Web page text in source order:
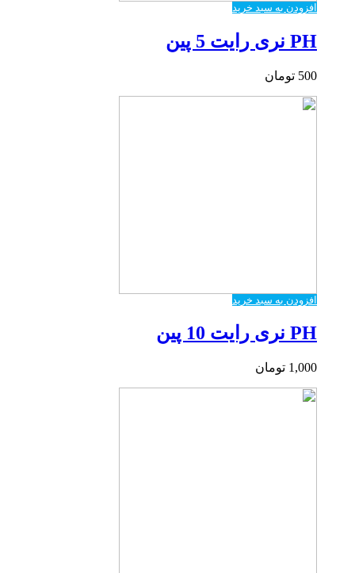
افزودن به سبد خرید
PH نری رایت 5 پین
500 تومان
افزودن به سبد خرید
PH نری رایت 10 پین
1,000 تومان